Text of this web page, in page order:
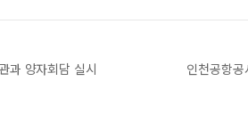
과 양자회담 실시
인천공항